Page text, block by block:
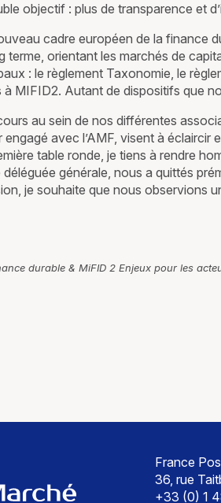
objectif : plus de transparence et
cadre européen de la finance
terme, orientant les marchés de
: le règlement Taxonomie, le
à MIFID2. Autant de dispositifs que
au sein de nos différentes
engagé avec l’AMF, visent à
table ronde, je tiens à rendre
générale, nous a quittés
je souhaite que nous observions
durable & MiFID 2 Enjeux pour les
France
36, rue
+33 (0) 1